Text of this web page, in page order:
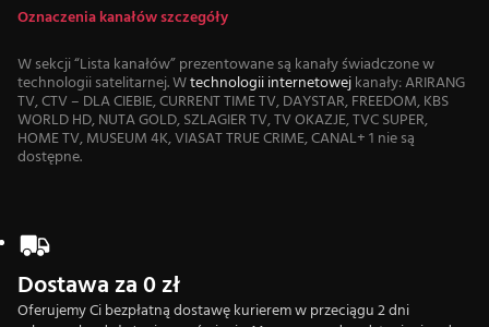
Oznaczenia kanałów szczegóły
W sekcji “Lista kanałów” prezentowane są kanały świadczone w
technologii satelitarnej. Wtechnologii internetowejkanały: ARIRANG
TV, CTV – DLA CIEBIE, CURRENT TIME TV, DAYSTAR, FREEDOM, KBS
WORLD HD, NUTA GOLD, SZLAGIER TV, TV OKAZJE, TVC SUPER,
HOME TV, MUSEUM 4K, VIASAT TRUE CRIME, CANAL+ 1 nie są
dostępne.
Dostawa za 0 zł
Oferujemy Ci bezpłatną dostawę kurierem w przeciągu 2 dni